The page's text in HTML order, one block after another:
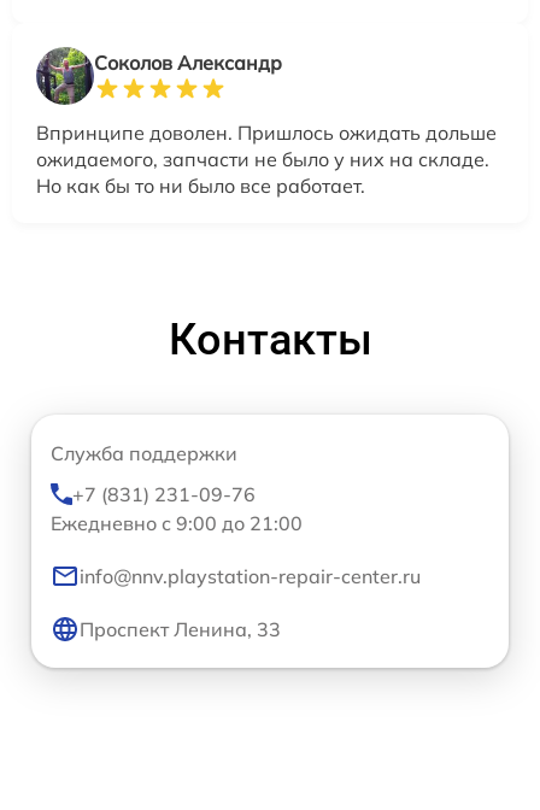
Соколов Александр
Впринципе доволен. Пришлось ожидать дольше
ожидаемого, запчасти не было у них на складе.
Но как бы то ни было все работает.
Контакты
Служба поддержки
+7 (831) 231-09-76
Ежедневно с 9:00 до 21:00
info@nnv.playstation-repair-center.ru
Проспект Ленина, 33